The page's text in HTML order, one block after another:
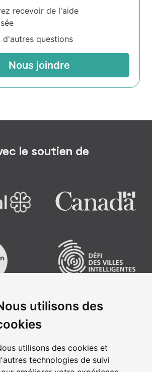
utilisons des
utilisons des cookies et
technologies de suivi
recevoir de l'aide
d'autres questions
Nous joindre
le soutien de
Montréal en commun, une communauté
pilotée par la Ville de Montréal dans le
villes intelligentes et réalisée grâce au
du Gouvernement du Canada.